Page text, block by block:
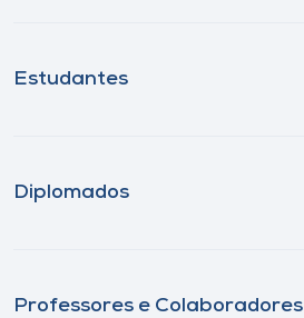
Estudantes
Diplomados
Professores e Colaboradores